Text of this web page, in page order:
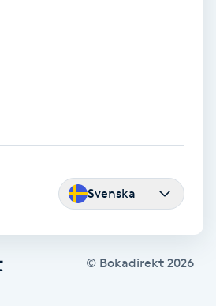
Svenska
© Bokadirekt 2026